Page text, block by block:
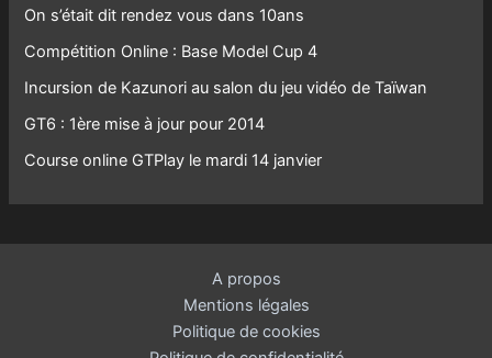
On s’était dit rendez vous dans 10ans
Compétition Online : Base Model Cup 4
Incursion de Kazunori au salon du jeu vidéo de Taïwan
GT6 : 1ère mise à jour pour 2014
Course online GTPlay le mardi 14 janvier
A propos
Mentions légales
Politique de cookies